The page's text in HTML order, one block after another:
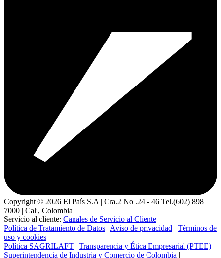
Copyright © 2026 El País S.A | Cra.2 No .24 - 46 Tel.(602) 898
7000 | Cali, Colombia
Servicio al cliente: Canales de Servicio al Cliente
Política de Tratamiento de Datos | Aviso de privacidad | Términos de
uso y cookies
Política SAGRILAFT | Transparencia y Ética Empresarial (PTEE)
Superintendencia de Industria y Comercio de Colombia |